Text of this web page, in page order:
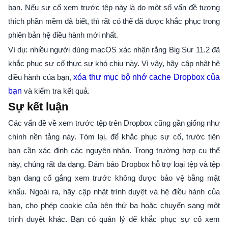
bạn. Nếu sự cố xem trước tệp này là do một số vấn đề tương
thích phần mềm đã biết, thì rất có thể đã được khắc phục trong
phiên bản hệ điều hành mới nhất.
Ví dụ: nhiều người dùng macOS xác nhận rằng Big Sur 11.2 đã
khắc phục sự cố thực sự khó chịu này. Vì vậy, hãy cập nhật hệ
điều hành của bạn,xóa thư mục bộ nhớ cache Dropbox của
bạn và kiểm tra kết quả.
Sự kết luận
Các vấn đề về xem trước tệp trên Dropbox cũng gần giống như
chính nền tảng này. Tóm lại, để khắc phục sự cố, trước tiên
bạn cần xác định các nguyên nhân. Trong trường hợp cụ thể
này, chúng rất đa dạng. Đảm bảo Dropbox hỗ trợ loại tệp và tệp
bạn đang cố gắng xem trước không được bảo vệ bằng mật
khẩu. Ngoài ra, hãy cập nhật trình duyệt và hệ điều hành của
bạn, cho phép cookie của bên thứ ba hoặc chuyển sang một
trình duyệt khác. Bạn có quản lý để khắc phục sự cố xem